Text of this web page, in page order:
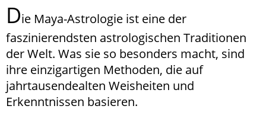
Die Maya-Astrologie ist eine der
faszinierendsten astrologischen Traditionen
der Welt. Was sie so besonders macht, sind
ihre einzigartigen Methoden, die auf
jahrtausendealten Weisheiten und
Erkenntnissen basieren.